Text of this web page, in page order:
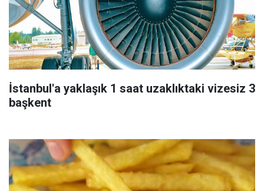
İstanbul'a yaklaşık 1 saat uzaklıktaki vizesiz 3
başkent